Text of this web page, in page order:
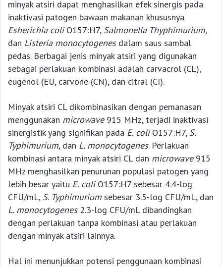
minyak atsiri dapat menghasilkan efek sinergis pada
inaktivasi patogen bawaan makanan khususnya
Esherichia coliO157:H7, Salmonella Thyphimurium,
dan Listeria monocytogenes dalam saus sambal
pedas. Berbagai jenis minyak atsiri yang digunakan
sebagai perlakuan kombinasi adalah carvacrol (CL),
eugenol (EU, carvone (CN), dan citral (CI).
Minyak atsiri CL dikombinasikan dengan pemanasan
menggunakan microwave 915 MHz, terjadi inaktivasi
sinergistik yang signifikan pada E. coliO157:H7, S.
Typhimurium, dan L. monocytogenes. Perlakuan
kombinasi antara minyak atsiri CL dan microwave 915
MHz menghasilkan penurunan populasi patogen yang
lebih besar yaitu E. coliO157:H7 sebesar 4.4-log
CFU/mL, S. Typhimurium sebesar 3.5-log CFU/mL, dan
L. monocytogenes 2.3-log CFU/mL dibandingkan
dengan perlakuan tanpa kombinasi atau perlakuan
dengan minyak atsiri lainnya.
Hal ini menunjukkan potensi penggunaan kombinasi